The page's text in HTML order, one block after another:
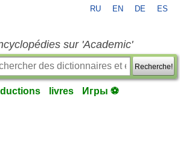
RU EN DE ES
sur 'Academic'
Recherche!
livres Игры ⚽